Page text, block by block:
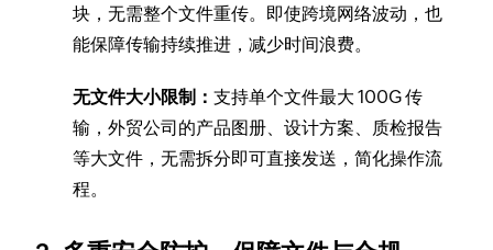
块，无需整个文件重传。即使跨境网络波动，也
能保障传输持续推进，减少时间浪费。
无文件大小限制：支持单个文件最大 100G 传
输，外贸公司的产品图册、设计方案、质检报告
等大文件，无需拆分即可直接发送，简化操作流
程。